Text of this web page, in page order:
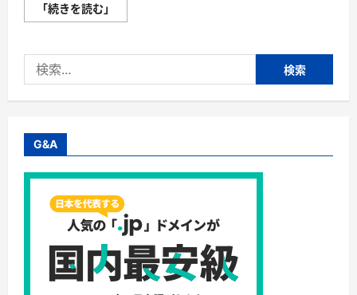
「続きを読む」
フ
内
購
入
ト
つ
て
さ
ら
に
む
索:
G&A